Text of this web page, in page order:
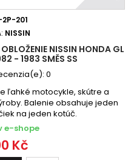
2P-201
NISSIN
NISSIN HONDA GL
- 1983 SMĚS SS
0
ľahké motocykle, skútre a
Balenie obsahuje jeden
na jeden kotúč.
e-shope
Kč